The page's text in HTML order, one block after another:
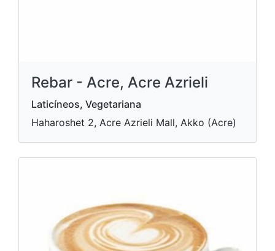
Rebar - Acre, Acre Azrieli
Laticíneos, Vegetariana
Haharoshet 2, Acre Azrieli Mall, Akko (Acre)